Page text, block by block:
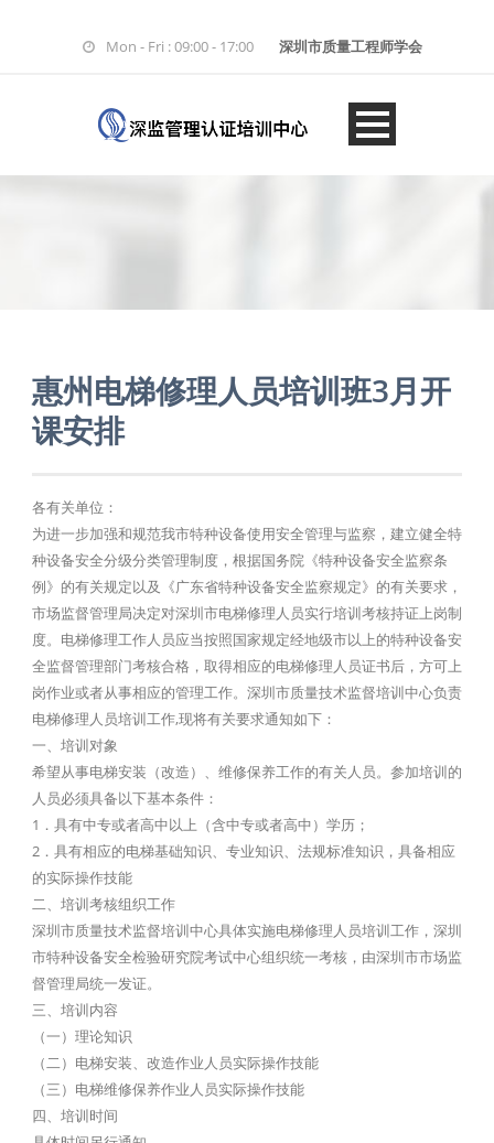
Mon - Fri : 09:00 - 17:00 深圳市质量工程师学会
惠州电梯修理人员培训班3月开
课安排
各有关单位：
为进一步加强和规范我市特种设备使用安全管理与监察，建立健全特
种设备安全分级分类管理制度，根据国务院《特种设备安全监察条
例》的有关规定以及《广东省特种设备安全监察规定》的有关要求，
市场监督管理局决定对深圳市电梯修理人员实行培训考核持证上岗制
度。电梯修理工作人员应当按照国家规定经地级市以上的特种设备安
全监督管理部门考核合格，取得相应的电梯修理人员证书后，方可上
岗作业或者从事相应的管理工作。深圳市质量技术监督培训中心负责
电梯修理人员培训工作,现将有关要求通知如下：
一、培训对象
希望从事电梯安装（改造）、维修保养工作的有关人员。参加培训的
人员必须具备以下基本条件：
1．具有中专或者高中以上（含中专或者高中）学历；
2．具有相应的电梯基础知识、专业知识、法规标准知识，具备相应
的实际操作技能
二、培训考核组织工作
深圳市质量技术监督培训中心具体实施电梯修理人员培训工作，深圳
市特种设备安全检验研究院考试中心组织统一考核，由深圳市市场监
督管理局统一发证。
三、培训内容
（一）理论知识
（二）电梯安装、改造作业人员实际操作技能
（三）电梯维修保养作业人员实际操作技能
四、培训时间